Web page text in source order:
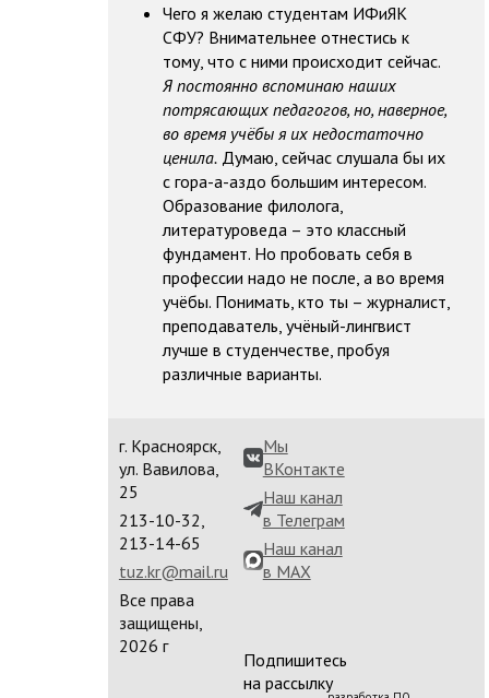
Чего я желаю студентам ИФиЯК
СФУ? Внимательнее отнестись к
тому, что с ними происходит сейчас.
Я постоянно вспоминаю наших
потрясающих педагогов, но, наверное,
во время учёбы я их недостаточно
ценила.Думаю, сейчас слушала бы их
с гора-а-аздо большим интересом.
Образование филолога,
литературоведа – это классный
фундамент. Но пробовать себя в
профессии надо не после, а во время
учёбы. Понимать, кто ты – журналист,
преподаватель, учёный-лингвист
лучше в студенчестве, пробуя
различные варианты.
г. Красноярск,
ул. Вавилова,
25
213-10-32,
213-14-65
tuz.kr@mail.ru
Все права
защищены,
2026 г
Мы
ВКонтакте
Наш канал
в Телеграм
Наш канал
в MAX
Подпишитесь
на рассылку